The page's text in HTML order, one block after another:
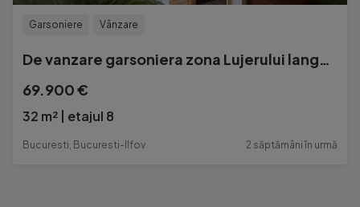
Garsoniere Vânzare
De vanzare garsoniera zona Lujerului langa Piata Veteranilor
69.900 €
32 m² etajul 8
Bucuresti, Bucuresti-Ilfov 2 săptămâni în urmă